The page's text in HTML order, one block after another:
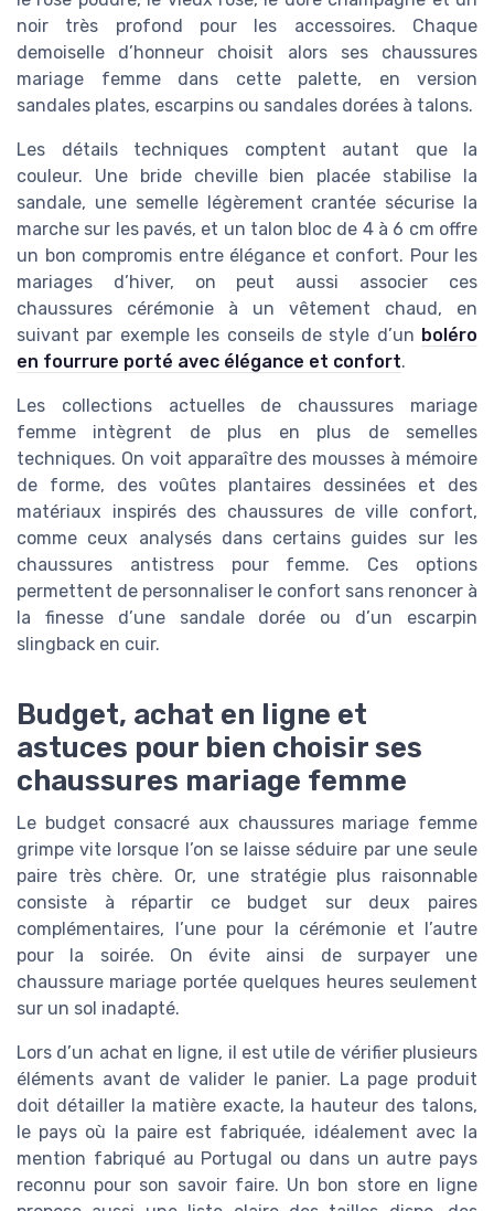
noir très profond pour les accessoires. Chaque
demoiselle d’honneur choisit alors ses chaussures
mariage femme dans cette palette, en version
sandales plates, escarpins ou sandales dorées à talons.
Les détails techniques comptent autant que la
couleur. Une bride cheville bien placée stabilise la
sandale, une semelle légèrement crantée sécurise la
marche sur les pavés, et un talon bloc de 4 à 6 cm offre
un bon compromis entre élégance et confort. Pour les
mariages d’hiver, on peut aussi associer ces
chaussures cérémonie à un vêtement chaud, en
suivant par exemple les conseils de style d’un boléro
en fourrure porté avec élégance et confort.
Les collections actuelles de chaussures mariage
femme intègrent de plus en plus de semelles
techniques. On voit apparaître des mousses à mémoire
de forme, des voûtes plantaires dessinées et des
matériaux inspirés des chaussures de ville confort,
comme ceux analysés dans certains guides sur les
chaussures antistress pour femme. Ces options
permettent de personnaliser le confort sans renoncer à
la finesse d’une sandale dorée ou d’un escarpin
slingback en cuir.
Budget, achat en ligne et
astuces pour bien choisir ses
chaussures mariage femme
Le budget consacré aux chaussures mariage femme
grimpe vite lorsque l’on se laisse séduire par une seule
paire très chère. Or, une stratégie plus raisonnable
consiste à répartir ce budget sur deux paires
complémentaires, l’une pour la cérémonie et l’autre
pour la soirée. On évite ainsi de surpayer une
chaussure mariage portée quelques heures seulement
sur un sol inadapté.
Lors d’un achat en ligne, il est utile de vérifier plusieurs
éléments avant de valider le panier. La page produit
doit détailler la matière exacte, la hauteur des talons,
le pays où la paire est fabriquée, idéalement avec la
mention fabriqué au Portugal ou dans un autre pays
reconnu pour son savoir faire. Un bon store en ligne